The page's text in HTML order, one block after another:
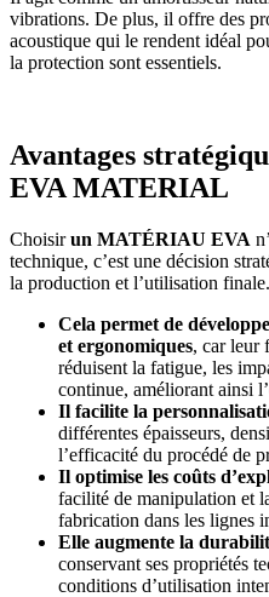
vibrations. De plus, il offre des
acoustique qui le rendent idéal
la protection sont essentiels.
Avantages
EVA MATERIAL
Choisirun MATÉRIAU EVA
technique, c’est une décision
la production et l’utilisation finale.
Cela permet de
et ergonomiques, car leur
réduisent la fatigue, les
continue, améliorant ainsi
Il facilite la
différentes épaisseurs,
l’efficacité du procédé de
Il optimise les coûts
facilité de manipulation et
fabrication dans les lignes
Elle augmente la
conservant ses propriétés
conditions d’utilisation